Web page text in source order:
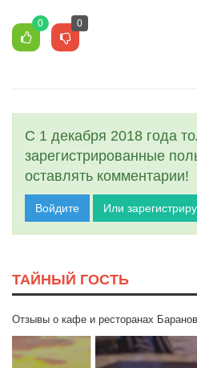
0 0
С 1 декабря 2018 года
зарегистрированные
оставлять комментарии!
Войдите Или
ТАЙНЫЙ ГОСТЬ
Отзывы о кафе и ресторанах